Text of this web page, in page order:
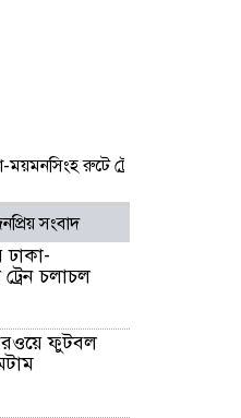
রুটে ট্রেন চলাচল স্বাভাবিক
সংবাদ
ঢাকা-
চলাচল
ফুটবল